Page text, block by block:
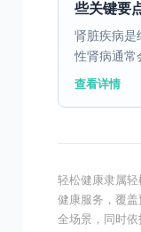
些关键要
肾脏疾病是
性肾病通常
除，导致体
查看详情
轻松健康隶属
健康服务，覆
全场景，同时